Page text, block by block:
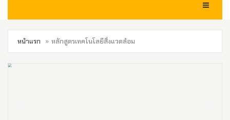
Toggle
หน้าแรก หลักสูตรเทคโนโลยีสิ่งแวดล้อม